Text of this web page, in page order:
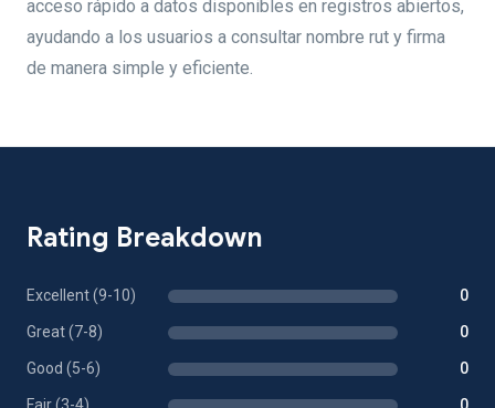
acceso rápido a datos disponibles en registros abiertos,
ayudando a los usuarios a consultar nombre rut y firma
de manera simple y eficiente.
Rating Breakdown
Excellent (9-10) 0
Great (7-8) 0
Good (5-6) 0